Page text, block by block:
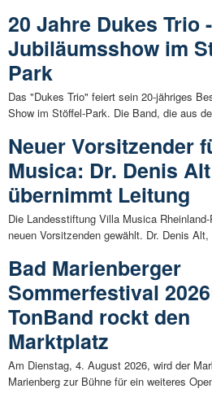
20 Jahre Dukes Trio -
Jubiläumsshow im
Park
Das "Dukes Trio" feiert sein 20-jähriges
Show im Stöffel-Park. Die Band, die aus
Neuer Vorsitzender
Musica: Dr. Denis Alt
übernimmt Leitung
Die Landesstiftung Villa Musica
neuen Vorsitzenden gewählt. Dr. Denis Alt,
Bad Marienberger
Sommerfestival
TonBand rockt den
Marktplatz
Am Dienstag, 4. August 2026, wird der
Marienberg zur Bühne für ein weiteres